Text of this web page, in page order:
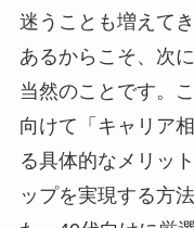
迷うことも増えて
あるからこそ、次
当然のことです。
向けて「キャリア
る具体的なメリッ
ップを実現する方